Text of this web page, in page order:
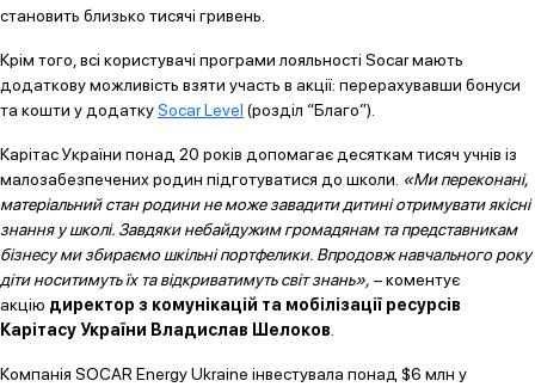
становить близько тисячі гривень.
Крім того, всі користувачі програми лояльності Socar мають
додаткову можливість взяти участь в акції: перерахувавши бонуси
та кошти у додаткуSocar Level (розділ “Благо”).
Карітас України понад 20 років допомагає десяткам тисяч учнів із
малозабезпечених родин підготуватися до школи. «Ми переконані,
матеріальний стан родини не може завадити дитині отримувати якісні
знання у школі. Завдяки небайдужим громадянам та представникам
бізнесу ми збираємо шкільні портфелики. Впродовж навчального року
діти носитимуть їх та відкриватимуть світ знань», – коментує
акцію директор з комунікацій та мобілізації ресурсів
Карітасу України Владислав Шелоков
Компанія SOCAR Energy Ukraine інвестувала понад $6 млн у